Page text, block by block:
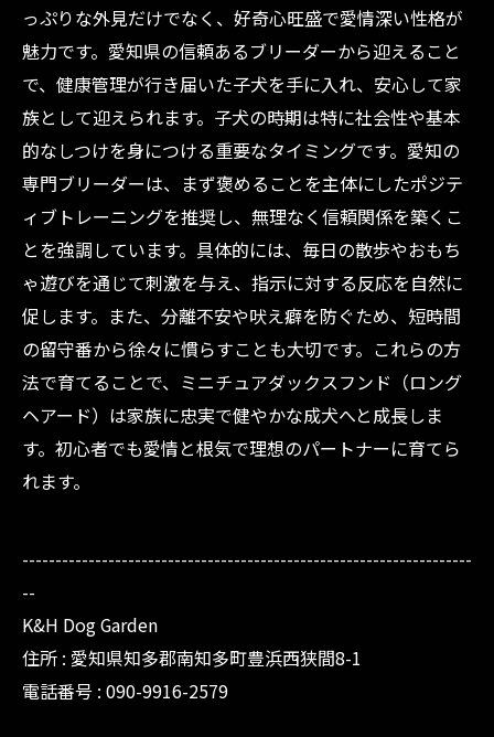
っぷりな外見だけでなく、好奇心旺盛で愛情深い性格が
魅力です。愛知県の信頼あるブリーダーから迎えること
で、健康管理が行き届いた子犬を手に入れ、安心して家
族として迎えられます。子犬の時期は特に社会性や基本
的なしつけを身につける重要なタイミングです。愛知の
専門ブリーダーは、まず褒めることを主体にしたポジテ
ィブトレーニングを推奨し、無理なく信頼関係を築くこ
とを強調しています。具体的には、毎日の散歩やおもち
ゃ遊びを通じて刺激を与え、指示に対する反応を自然に
促します。また、分離不安や吠え癖を防ぐため、短時間
の留守番から徐々に慣らすことも大切です。これらの方
法で育てることで、ミニチュアダックスフンド（ロング
ヘアード）は家族に忠実で健やかな成犬へと成長しま
す。初心者でも愛情と根気で理想のパートナーに育てら
れます。
--------------------------------------------------------------------
--
K&H Dog Garden
住所 : 愛知県知多郡南知多町豊浜西狭間8-1
電話番号 : 090-9916-2579